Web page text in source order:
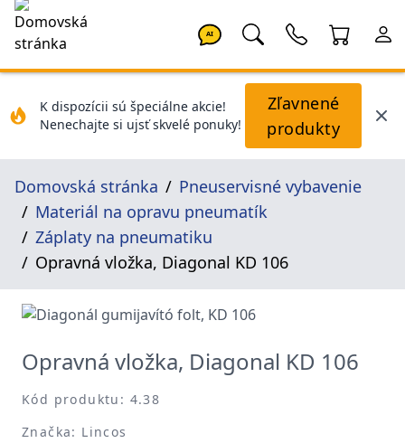
AI
K dispozícii sú špeciálne akcie!
Nenechajte si ujsť skvelé ponuky!
Zľavnené
produkty
Domovská stránka
Pneuservisné vybavenie
Materiál na opravu pneumatík
Záplaty na pneumatiku
Opravná vložka, Diagonal KD 106
Opravná vložka, Diagonal KD 106
Kód produktu: 4.38
Značka: Lincos